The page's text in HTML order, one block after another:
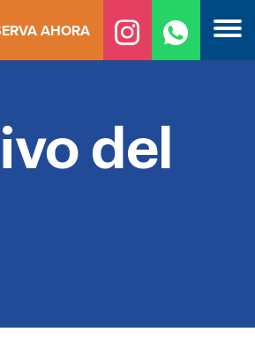
AHORA
del